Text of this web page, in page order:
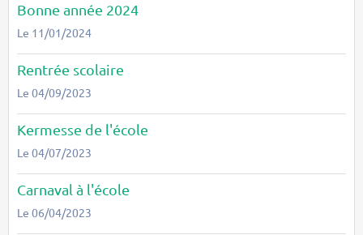
Bonne année 2024
Le 11/01/2024
Rentrée scolaire
Le 04/09/2023
Kermesse de l'école
Le 04/07/2023
Carnaval à l'école
Le 06/04/2023